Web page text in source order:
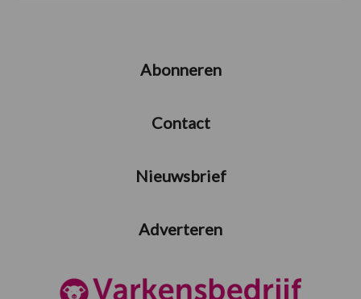
Abonneren
Contact
Nieuwsbrief
Adverteren